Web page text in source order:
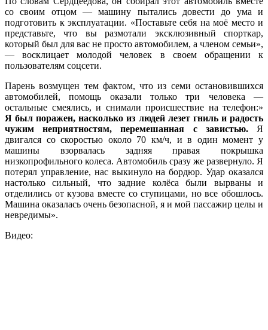
со своим отцом — машину пытались довести до ума и
подготовить к эксплуатации. «Поставьте себя на моё место и
представьте, что вы размотали эксклюзивный спорткар,
который был для вас не просто автомобилем, а членом семьи»,
— восклицает молодой человек в своем обращении к
пользователям соцсети.
Парень возмущен тем фактом, что из семи остановившихся
автомобилей, помощь оказали только три человека —
остальные смеялись, и снимали происшествие на телефон:»
Я был поражен, насколько из людей лезет гниль и радость
чужим неприятностям, перемешанная с завистью.Я
двигался со скоростью около 70 км/ч, и в один момент у
машины взорвалась задняя правая покрышка
низкопрофильного колеса. Автомобиль сразу же развернуло. Я
потерял управление, нас выкинуло на бордюр. Удар оказался
настолько сильный, что задние колёса были вырваны и
отделились от кузова вместе со ступицами, но все обошлось.
Машина оказалась очень безопасной, я и мой пассажир целы и
невредимы».
Видео: